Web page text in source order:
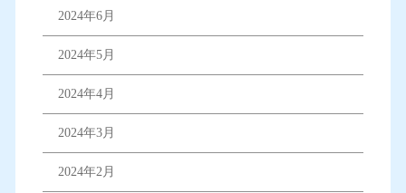
2024年6月
2024年5月
2024年4月
2024年3月
2024年2月